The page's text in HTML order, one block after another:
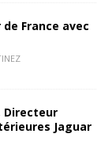
France avec
Directeur
Jaguar